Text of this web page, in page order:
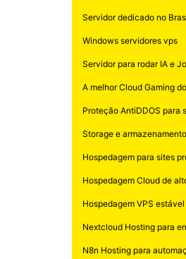
Servidor dedicado no
Windows servidores vps
Servidor para rodar IA e
A melhor Cloud Gaming
Proteção AntiDDOS para
Storage e
Hospedagem para sites
Hospedagem Cloud de
Hospedagem VPS estável
Nextcloud Hosting para
N8n Hosting para